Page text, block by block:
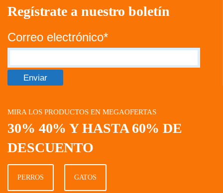
Regístrate a nuestro boletín
Correo electrónico*
MIRA LOS PRODUCTOS EN MEGAOFERTAS
30% 40% Y HASTA 60% DE
DESCUENTO
PERROS GATOS